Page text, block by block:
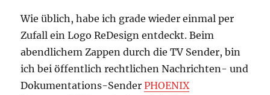
Wie üblich, habe ich grade wieder einmal per
Zufall ein Logo ReDesign entdeckt. Beim
abendlichem Zappen durch die TV Sender, bin
ich bei öffentlich rechtlichen Nachrichten- und
Dokumentations-SenderPHOENIX